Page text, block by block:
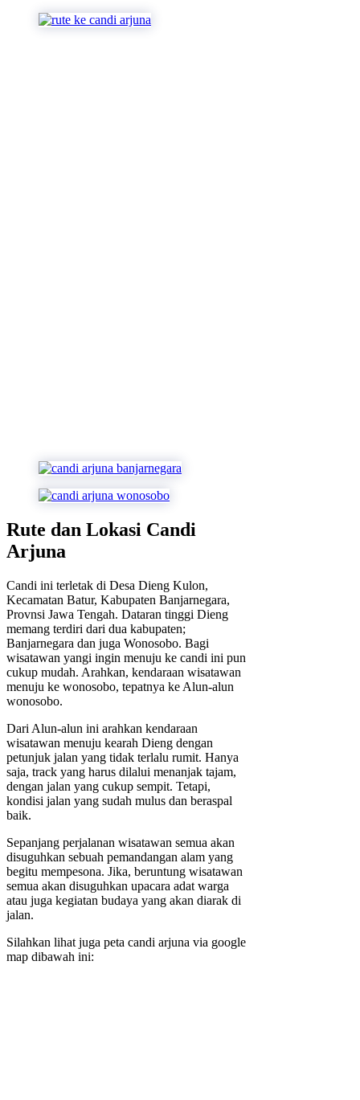
Rute dan Lokasi Candi
Arjuna
Candi ini terletak di Desa Dieng Kulon,
Kecamatan Batur, Kabupaten Banjarnegara,
Provnsi Jawa Tengah. Dataran tinggi Dieng
memang terdiri dari dua kabupaten;
Banjarnegara dan juga Wonosobo. Bagi
wisatawan yangi ingin menuju ke candi ini pun
cukup mudah. Arahkan, kendaraan wisatawan
menuju ke wonosobo, tepatnya ke Alun-alun
wonosobo.
Dari Alun-alun ini arahkan kendaraan
wisatawan menuju kearah Dieng dengan
petunjuk jalan yang tidak terlalu rumit. Hanya
saja, track yang harus dilalui menanjak tajam,
dengan jalan yang cukup sempit. Tetapi,
kondisi jalan yang sudah mulus dan beraspal
baik.
Sepanjang perjalanan wisatawan semua akan
disuguhkan sebuah pemandangan alam yang
begitu mempesona. Jika, beruntung wisatawan
semua akan disuguhkan upacara adat warga
atau juga kegiatan budaya yang akan diarak di
jalan.
Silahkan lihat juga peta candi arjuna via google
map dibawah ini: